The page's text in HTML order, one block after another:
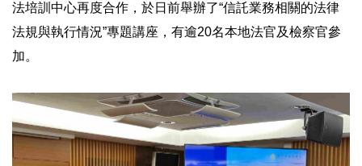
法培訓中心再度合作，於日前舉辦了“信託業務相關的法律
法規與執行情況”專題講座，有逾20名本地法官及檢察官參
加。